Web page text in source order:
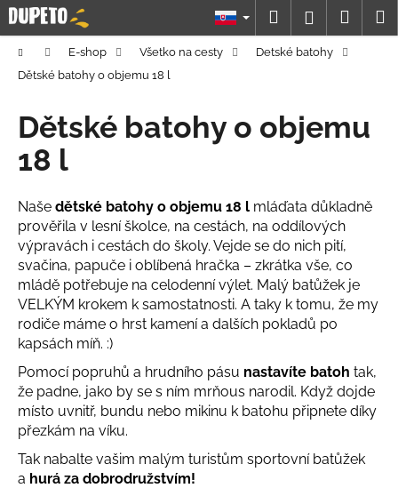
Prejsť
na
obsah
Hľadať
DomovE-shop Všetko na cesty
Detské batohy
Dětské batohy o objemu 18 l
Dětské batohy o objemu
18 l
Naše dětské batohy o objemu 18 l mláďata důkladně
prověřila v lesní školce, na cestách, na oddílových
výpravách i cestách do školy. Vejde se do nich pití,
svačina, papuče i oblíbená hračka – zkrátka vše, co
mládě potřebuje na celodenní výlet. Malý batůžek je
VELKÝM krokem k samostatnosti. A taky k tomu, že my
rodiče máme o hrst kamení a dalších pokladů po
kapsách míň. :)
Pomocí popruhů a hrudního pásu nastavíte batoh tak,
že padne, jako by se s ním mrňous narodil. Když dojde
místo uvnitř, bundu nebo mikinu k batohu připnete díky
přezkám na víku.
Tak nabalte vašim malým turistům sportovní batůžek
a hurá za dobrodružstvím!
K
o
o
p
o
r
e
b
u
j
e
t
e
n
á
j
s
ť